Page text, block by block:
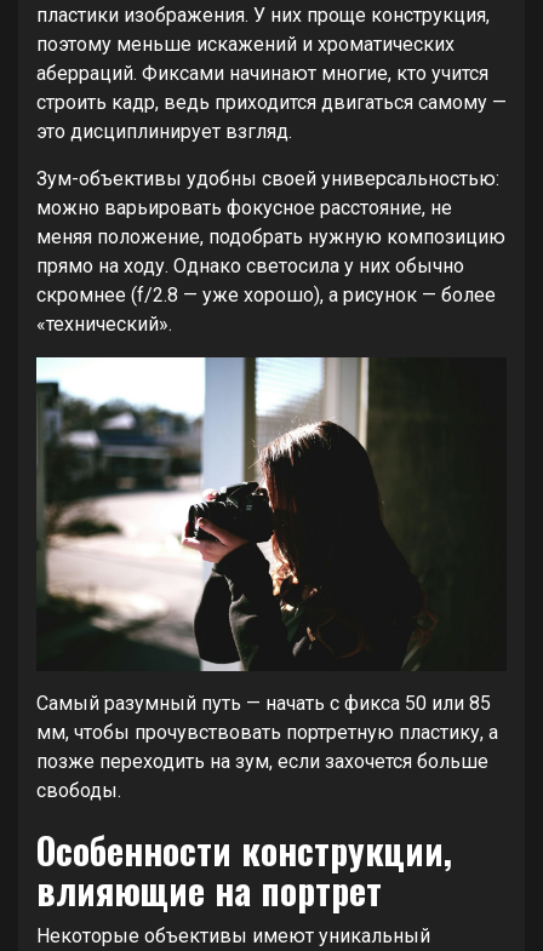
пластики изображения. У них проще конструкция,
поэтому меньше искажений и хроматических
аберраций. Фиксами начинают многие, кто учится
строить кадр, ведь приходится двигаться самому —
это дисциплинирует взгляд.
Зум-объективы удобны своей универсальностью:
можно варьировать фокусное расстояние, не
меняя положение, подобрать нужную композицию
прямо на ходу. Однако светосила у них обычно
скромнее (f/2.8 — уже хорошо), а рисунок — более
«технический».
Самый разумный путь — начать с фикса 50 или 85
мм, чтобы прочувствовать портретную пластику, а
позже переходить на зум, если захочется больше
свободы.
Особенности конструкции,
влияющие на портрет
Некоторые объективы имеют уникальный